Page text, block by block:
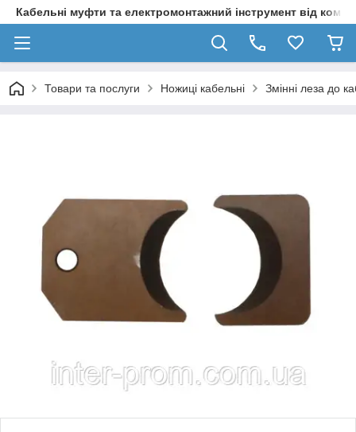
Кабельні муфти та електромонтажний інструмент від
Товари та послуги Ножиці кабельні Змінні леза до